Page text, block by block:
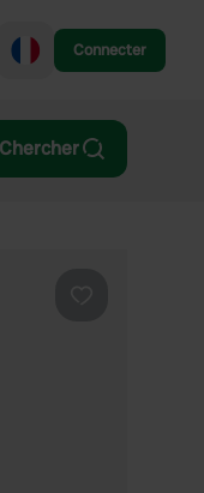
Connecter
Chercher